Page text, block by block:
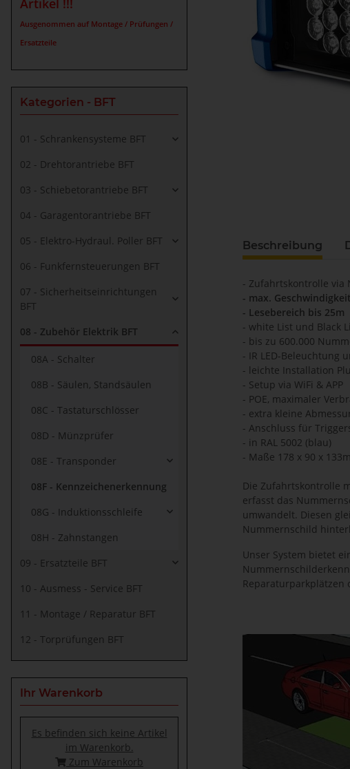
Beschreibung
- Zufahrtskontrolle via
- max.
- Lesebereich bis 25m
- white List und Black
- bis zu 600.000
- IR LED-Beleuchtung
- leichte Installation
- Setup via WiFi & APP
- POE, maximaler
- extra kleine
- Anschluss für
- in RAL 5002 (blau)
- Maße 178 x 90 x
Die Zufahrtskontrolle
erfasst das
umwandelt. Diesen
Nummernschild
Unser System bietet
Reparaturparkplätzen
Artikel !!!
Ausgenommen auf Montage / Prüfungen /
Ersatzteile
Kategorien - BFT
01 - Schrankensysteme BFT
02 - Drehtorantriebe BFT
03 - Schiebetorantriebe BFT
04 - Garagentorantriebe BFT
05 - Elektro-Hydraul. Poller BFT
06 - Funkfernsteuerungen BFT
07 - Sicherheitseinrichtungen
BFT
08 - Zubehör Elektrik BFT
08A - Schalter
08B - Säulen, Standsäulen
08C - Tastaturschlösser
08D - Münzprüfer
08E - Transponder
08F - Kennzeichenerkennung
08G - Induktionsschleife
08H - Zahnstangen
09 - Ersatzteile BFT
10 - Ausmess - Service BFT
11 - Montage / Reparatur BFT
12 - Torprüfungen BFT
Ihr Warenkorb
Es befinden sich keine Artikel
im Warenkorb.
Zum Warenkorb